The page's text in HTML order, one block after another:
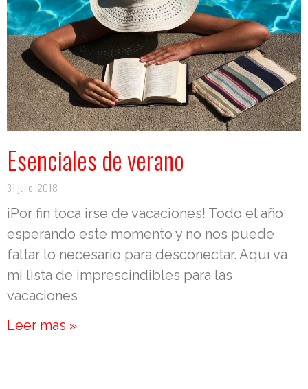
Esenciales de verano
31 julio, 2018
¡Por fin toca irse de vacaciones! Todo el año
esperando este momento y no nos puede
faltar lo necesario para desconectar. Aquí va
mi lista de imprescindibles para las
vacaciones
Leer más »